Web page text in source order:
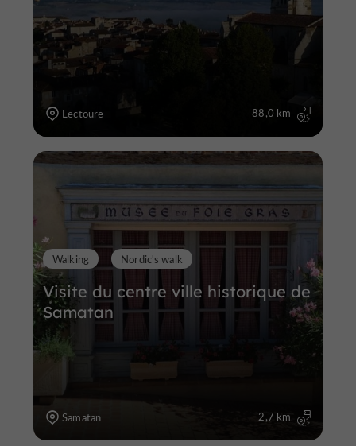
Lectoure 88,0 km
Visite du centre ville historique de
Samatan
Walking Nordic's walk
Samatan 2,7 km